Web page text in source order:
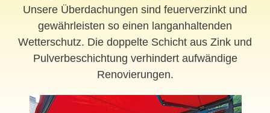
Unsere Überdachungen sind feuerverzinkt und
gewährleisten so einen langanhaltenden
Wetterschutz. Die doppelte Schicht aus Zink und
Pulverbeschichtung verhindert aufwändige
Renovierungen.